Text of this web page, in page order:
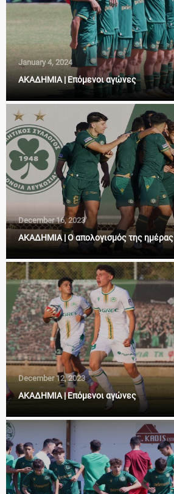
January 4, 2024
ΑΚΑΔΗΜΙΑ | Επόμενοι αγώνες
December 16, 2023
ΑΚΑΔΗΜΙΑ | Ο απολογισμός της ημέρας
December 12, 2023
ΑΚΑΔΗΜΙΑ | Επόμενοι αγώνες